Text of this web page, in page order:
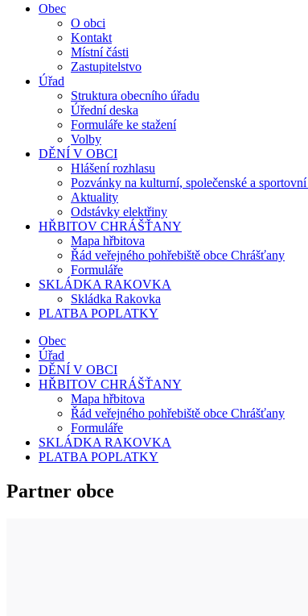
Obec
O obci
Kontakt
Místní části
Zastupitelstvo
Úřad
Struktura obecního úřadu
Úřední deska
Formuláře ke stažení
Volby
DĚNÍ V OBCI
Hlášení rozhlasu
Pozvánky na kulturní, společenské a
Aktuality
Odstávky elektřiny
HŘBITOV CHRÁŠŤANY
Mapa hřbitova
Řád veřejného pohřebiště obce Chrášťany
Formuláře
SKLÁDKA RAKOVKA
Skládka Rakovka
PLATBA POPLATKY
Obec
Úřad
DĚNÍ V OBCI
HŘBITOV CHRÁŠŤANY
Mapa hřbitova
Řád veřejného pohřebiště obce Chrášťany
Formuláře
SKLÁDKA RAKOVKA
PLATBA POPLATKY
Partner obce